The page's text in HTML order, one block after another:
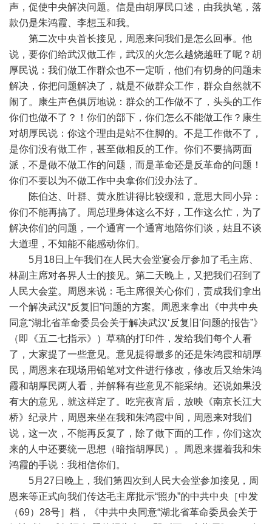
声，促使中央解决问题。信是由胡厚民口述，由我执笔，落
款仍是朱鸿霞、李想玉和我。
第二次中央首长接见，周恩来问我们是怎么回事。他
说，要你们给武汉做工作，武汉的火怎么越烧越旺了呢？胡
厚民说：我们做工作群众也不一定听，他们有切身的问题未
解决，你把问题解决了，就是不做群众工作，群众自然就不
闹了。康生声色俱厉地说：群众的工作做不了，头头的工作
你们也做不了？！你们的部下，你们怎么不能做工作？康生
对胡厚民说：你这个理由是站不住脚的。不是工作做不了，
是你们没有做工作，甚至做相反的工作。你们不要搞两面
派，不是做不做工作的问题，而是革命还是反革命的问题！
你们不要以为不做工作中央拿你们没办法了。
陈伯达、叶群、黄永胜讲得比较缓和，意思大同小异：
你们不能再搞了。周总理身体这么不好，工作这么忙，为了
解决你们的问题，一个通宵一个通宵地陪你们谈，姑且不谈
大道理，不知能不能感动你们。
5月18日上午我们在人民大会堂宴会厅参加了毛主席、
林副主席对各界人士的接见。第二天晚上，又把我们召到了
人民大会堂。周恩来说：毛主席很关心你们，责成我们拿出
一个解决武汉“反复旧”问题的方案。周恩来拿出《中共中央
同意“湖北省革命委员会关于解决武汉‘反复旧’问题的报告”》
（即《五二七指示》）草稿的打印件，发给我们每个人看
了，大家提了一些意见。意见提得最多的还是朱鸿霞和胡厚
民，周恩来在现场用铅笔对文件进行修改，修改后又给朱鸿
霞和胡厚民两人看，并解释有些意见不能采纳。还说如果没
有大的意见，就这样定了。吃完夜宵后，放映《南京长江大
桥》纪录片，周恩来坐在我和朱鸿霞中间，周恩来对我们
说，这一次，不能再反复了，除了做下面的工作，你们这次
来的人中还要统一思想（暗指胡厚民）。周恩来握着我和朱
鸿霞的手说：我相信你们。
5月27日晚上，我们第四次到人民大会堂参加接见，周
恩来等正式向我们传达毛主席批示“照办”的中共中央［中发
（69）28号］档，《中共中央同意“湖北省革命委员会关于